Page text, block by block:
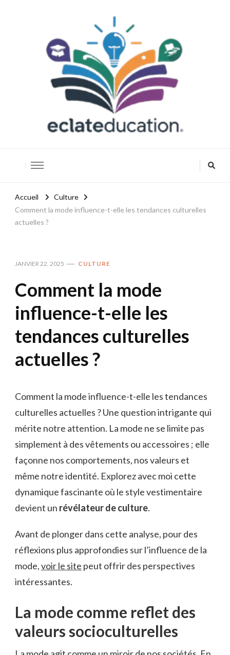
Accueil
Culture
Comment la mode influence-t-elle les tendances culturelles
actuelles ?
JANVIER 22, 2025 CULTURE
Comment la mode
influence-t-elle les
tendances culturelles
actuelles ?
Comment la mode influence-t-elle les tendances
culturelles actuelles ? Une question intrigante qui
mérite notre attention. La mode ne se limite pas
simplement à des vêtements ou accessoires ; elle
façonne nos comportements, nos valeurs et
même notre identité. Explorez avec moi cette
dynamique fascinante où le style vestimentaire
devient un révélateur de culture.
Avant de plonger dans cette analyse, pour des
réflexions plus approfondies sur l’influence de la
mode,voir le site peut offrir des perspectives
intéressantes.
La mode comme reflet des
valeurs socioculturelles